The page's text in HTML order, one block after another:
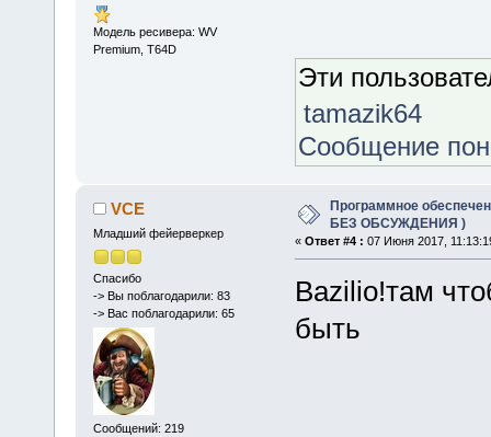
Модель ресивера: WV
Premium, Т64D
Эти
tamazik64
Сообщение
VCE
Младший фейерверкер
Спасибо
-> Вы поблагодарили: 83
-> Вас поблагодарили: 65
Сообщений: 219
Программное
БЕЗ ОБСУЖДЕНИЯ )
« Ответ #4 : 07 Июня 2017,
Bazilio!там
быть